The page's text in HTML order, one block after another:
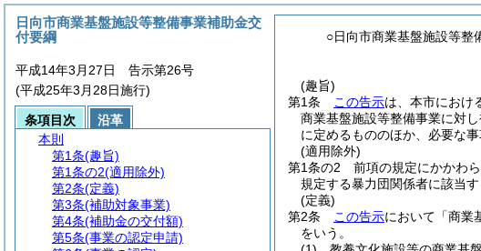
○日向市商業基盤施設等整
(趣旨)
第1条
この告示は、本市におけ
商業基盤施設等整備事業に対
に定めるもののほか、必要な事
(適用除外)
第1条の2
前項の規定にかかわ
規定する暴力団関係者に該当
(定義)
第2条
この告示において「商業
をいう。
日向市商業基盤施設等整備事業補助金交
付要綱
平成14年3月27日 告示第26号
(平成25年3月28日施行)
条項目次
沿革
本則
第1条(趣旨)
第1条の2(適用除外)
第2条(定義)
第3条(補助対象事業)
第4条(補助金の交付額)
第5条(事業の認定申請)